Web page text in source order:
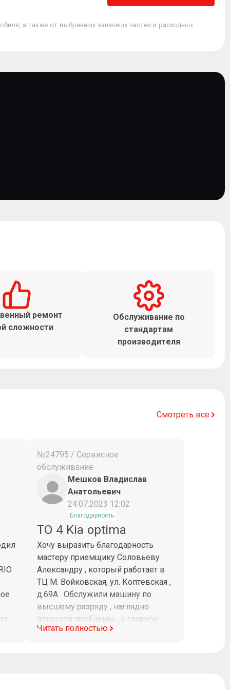
а также от выбранных запасных частей и расходных
ремонт
сложности
Обслуживание по
стандартам
производителя
Смотреть все
№24795 / Сервисное
обслуживание
Мешков Владислав
Анатольевич
24.07.2023 12:02
Благодарность
ТО 4 Kia optima
Хочу выразить благодарность
мастеру приемщику Соловьеву
Александру , который работает в
ТЦ М. Войковская, ул. Коптевская ,
д.69А . Обслужили машину по
высшему разряду , наглядно
показали проблемы , а главное
помогли их устранить ! Приятно ,
Читать полностью